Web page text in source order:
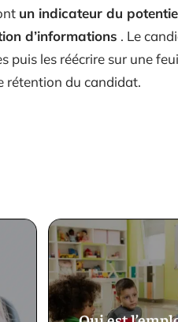
un indicateur du
d’informations . Le
puis les réécrire sur une
rétention du candidat.